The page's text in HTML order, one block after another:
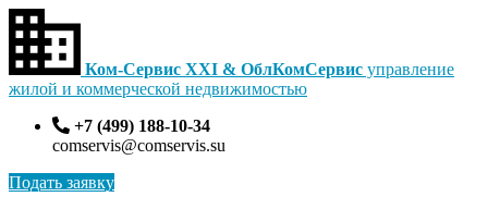
Ком-Сервис XXI & ОблКомСервис управление
жилой и коммерческой недвижимостью
+7 (499) 188-10-34
comservis@comservis.su
Подать заявку